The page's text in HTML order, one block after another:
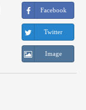
Facebook
Twitter
Image